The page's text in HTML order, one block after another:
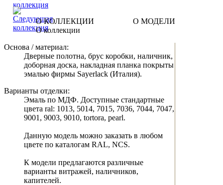
О КОЛЛЕКЦИИ
О МОДЕЛИ
О коллекции
Основа / материал:
Дверные полотна, брус коробки, наличник,
доборная доска, накладная планка покрыты
эмалью фирмы Sayerlack (Италия).
Варианты отделки:
Эмаль по МДФ. Доступные стандартные
цвета ral: 1013, 5014, 7015, 7036, 7044, 7047,
9001, 9003, 9010, tortora, pearl.
Данную модель можно заказать в любом
цвете по каталогам RAL, NCS.
К модели предлагаются различные
варианты витражей, наличников,
капителей.